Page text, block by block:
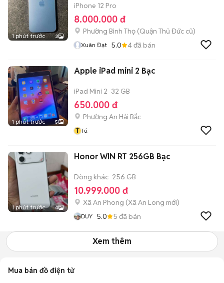
1 phút trước 3
iPhone 12 Pro
8.000.000 đ
Phường Bình Thọ (Quận Thủ Đức cũ)
Xuân Đạt 5.0 4đã bán
1 phút trước 5
Apple iPad mini 2 Bạc
iPad Mini 2 32 GB
650.000 đ
Phường An Hải Bắc
T Tú
1 phút trước 4
Honor WIN RT 256GB Bạc
Dòng khác 256 GB
10.999.000 đ
Xã An Phong (Xã An Long mới)
DUY 5.0 5 đã bán
Xem thêm
Mua bán đồ điện tử